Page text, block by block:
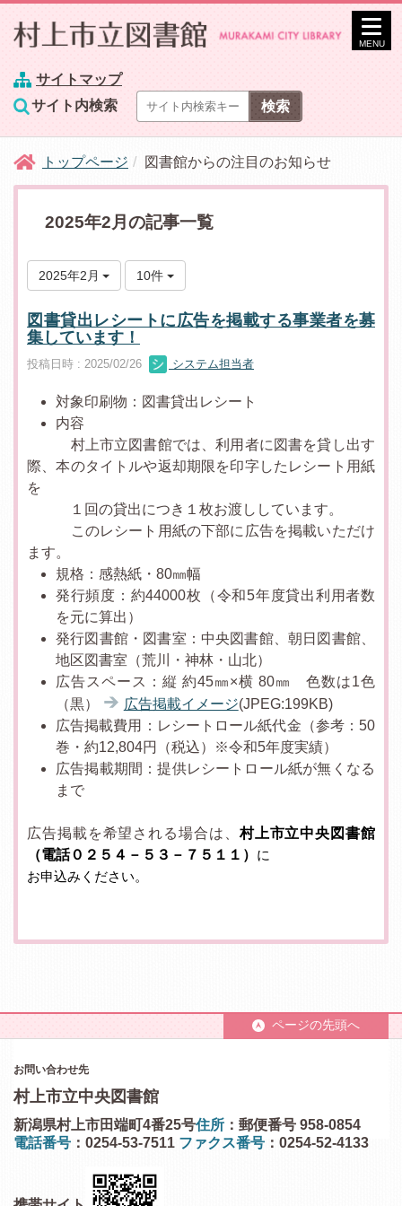
サイトマップ
サイト内検索
MENU
トップページ 図書館からの注目のお知らせ
2025年2月の記事一覧
2025年2月 10件
図書貸出レシートに広告を掲載する事業者を募
集しています！
投稿日時 : 2025/02/26 システム担当者
対象印刷物：図書貸出レシート
内容
村上市立図書館では、利用者に図書を貸し出す
際、本のタイトルや返却期限を印字したレシート用紙
を
１回の貸出につき１枚お渡ししています。
このレシート用紙の下部に広告を掲載いただけ
ます。
規格：感熱紙・80㎜幅
発行頻度：約44000枚（令和5年度貸出利用者数
を元に算出）
発行図書館・図書室：中央図書館、朝日図書館、
地区図書室（荒川・神林・山北）
広告スペース：縦 約45㎜×横 80㎜ 色数は1色
（黒）
広告掲載イメージ(JPEG:199KB)
広告掲載費用：レシートロール紙代金（参考：50
巻・約12,804円（税込）※令和5年度実績）
広告掲載期間：提供レシートロール紙が無くなる
まで
広告掲載を希望される場合は、村上市立中央図書館
（電話０２５４－５３－７５１１） に
お申込みください。
ページの先頭へ
お問い合わせ先
村上市立中央図書館
住所 ：郵便番号 958-0854
新潟県村上市田端町4番25号
電話番号 ：0254-53-7511 ファクス番号 ：0254-52-4133